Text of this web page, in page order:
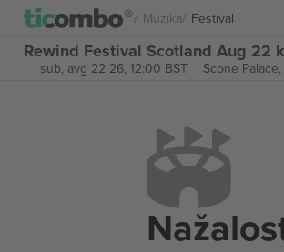
Muzika Festival
Rewind Festival Scotland Aug 22
sub, avg 22 26, 12:00 BST Scone Palace,